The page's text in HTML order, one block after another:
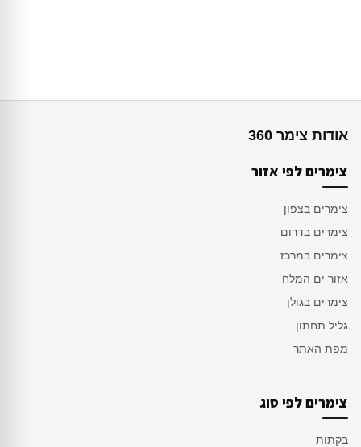
אודות צימר 360
צימרים לפי אזור
צימרים בצפון
צימרים בדרום
צימרים במרכז
אזור ים המלח
צימרים בגולן
גליל תחתון
מפת האתר
צימרים לפי סוג
בקתות